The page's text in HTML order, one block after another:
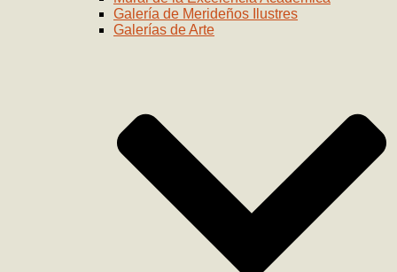
Galería de Merideños Ilustres
Galerías de Arte